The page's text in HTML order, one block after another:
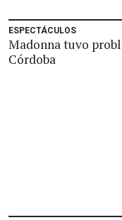
ESPECTÁCULOS
Madonna tuvo
Córdoba